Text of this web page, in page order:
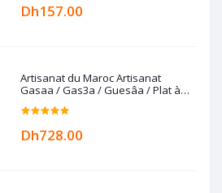
Dh157.00
Artisanat du Maroc Artisanat
Gasaa / Gas3a / Guesâa / Plat à
couscous en Bois de noyer
Dh728.00